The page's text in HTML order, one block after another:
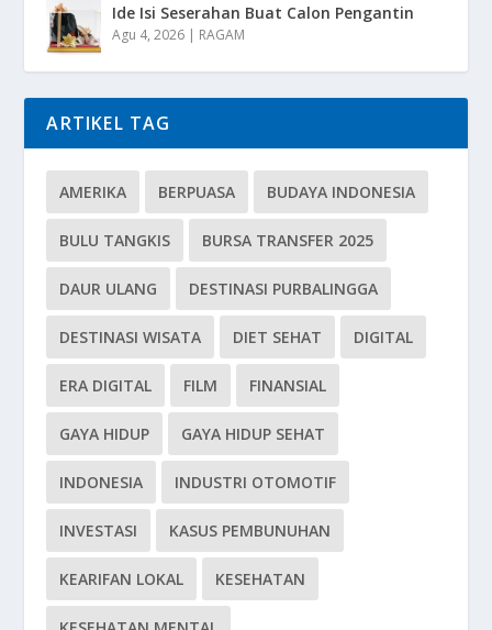
Ide Isi Seserahan Buat Calon Pengantin
Agu 4, 2026 | RAGAM
ARTIKEL TAG
AMERIKA BERPUASA BUDAYA INDONESIA
BULU TANGKIS BURSA TRANSFER 2025
DAUR ULANG DESTINASI PURBALINGGA
DESTINASI WISATA DIET SEHAT DIGITAL
ERA DIGITAL FILM FINANSIAL
GAYA HIDUP GAYA HIDUP SEHAT
INDONESIA INDUSTRI OTOMOTIF
INVESTASI KASUS PEMBUNUHAN
KEARIFAN LOKAL KESEHATAN